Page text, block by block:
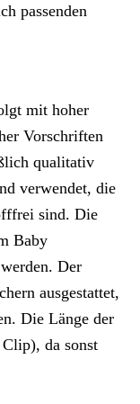
passenden
mit hoher
Vorschriften
qualitativ
verwendet, die
sind. Die
Baby
Der
ausgestattet,
Die Länge der
da sonst